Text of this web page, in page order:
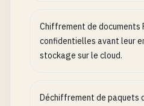
Chiffrement de documents
confidentielles avant leur
stockage sur le cloud.
Déchiffrement de paquets